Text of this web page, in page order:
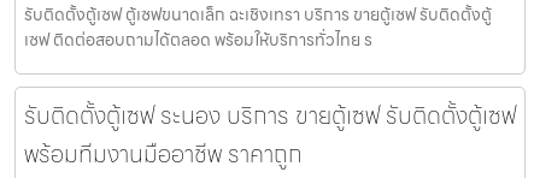
รับติดตั้งตู้เซฟ ตู้เซฟขนาดเล็ก ฉะเชิงเทรา บริการ ขายตู้เซฟ รับติดตั้งตู้
เซฟ ติดต่อสอบถามได้ตลอด พร้อมให้บริการทั่วไทย ร
รับติดตั้งตู้เซฟ ระนอง บริการ ขายตู้เซฟ รับติดตั้งตู้เซฟ
พร้อมทีมงานมืออาชีพ ราคาถูก